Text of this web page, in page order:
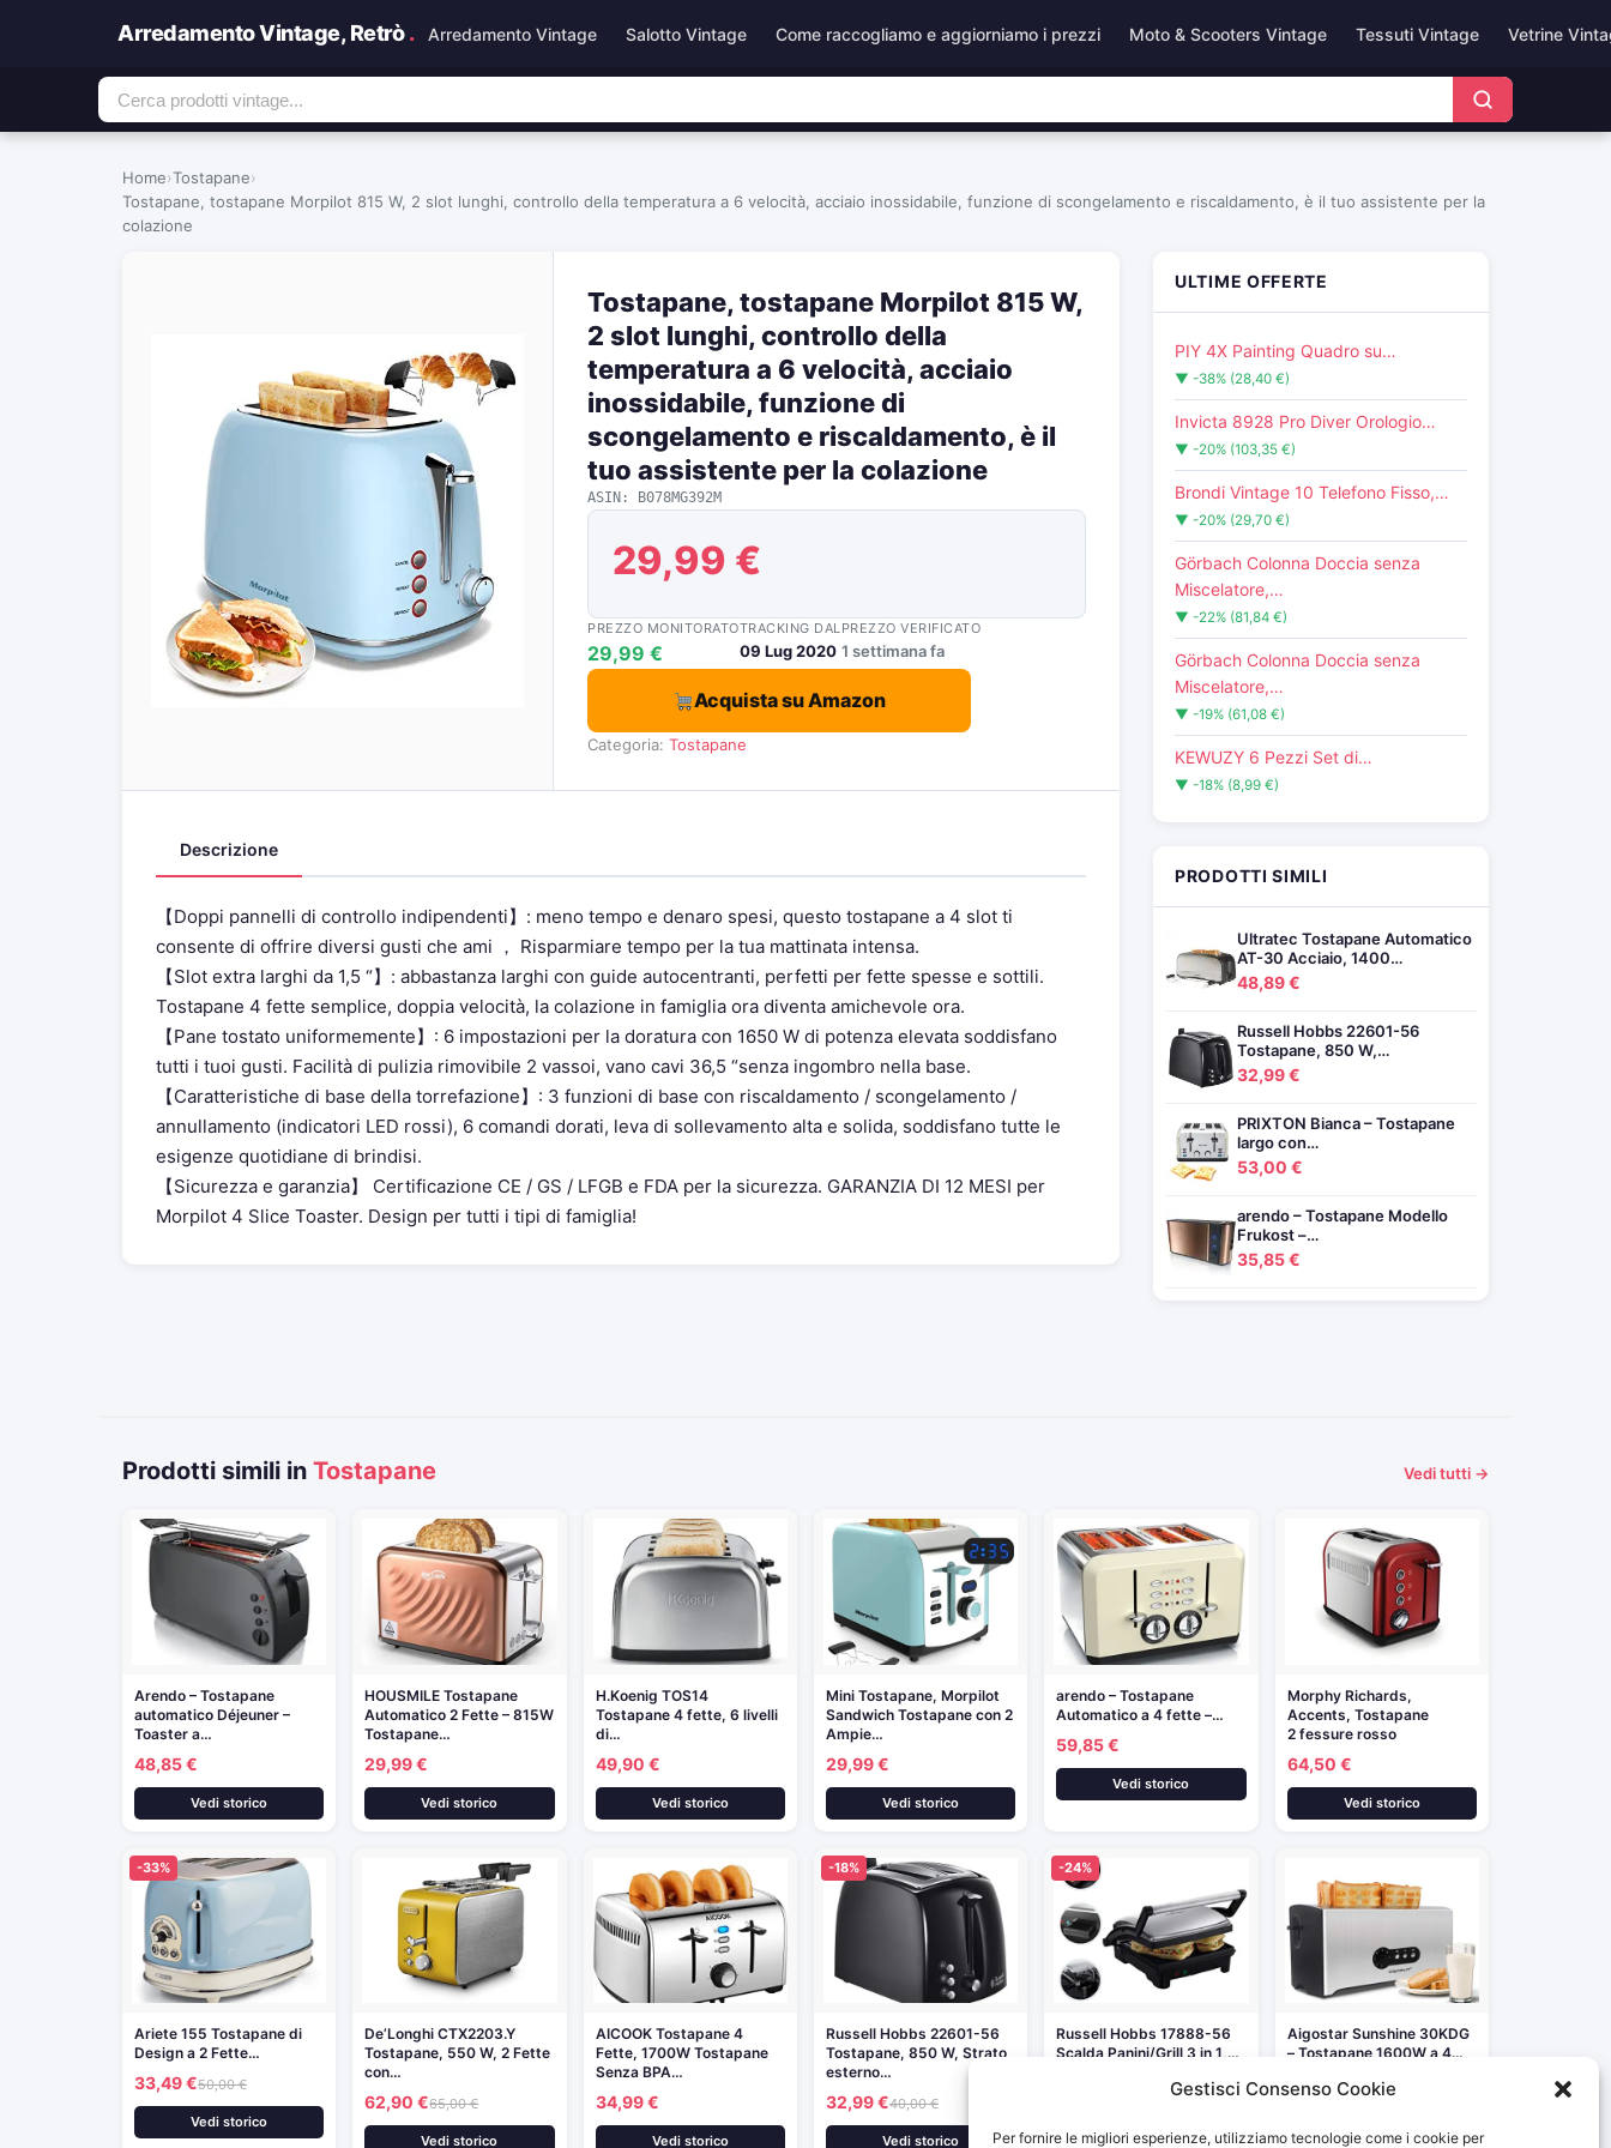
Gestisci Consenso Cookie
Per fornire le migliori esperienze, utilizziamo tecnologie come i cookie per
Arredamento Vintage, Retrò. Arredamento Vintage Salotto Vintage Come raccogliamo e aggiorniamo i prezzi Moto & Scooters Vintage Tessuti Vintage Vetrine
Home›Tostapane›
Tostapane, tostapane Morpilot 815 W, 2 slot lunghi, controllo della temperatura a 6 velocità, acciaio inossidabile, funzione di scongelamento e riscaldamento, è il tuo assistente per la
colazione
Tostapane, tostapane Morpilot 815 W,
2 slot lunghi, controllo della
temperatura a 6 velocità, acciaio
inossidabile, funzione di
scongelamento e riscaldamento, è il
tuo assistente per la colazione
ASIN: B078MG392M
29,99 €
PREZZO MONITORATO
29,99 €
TRACKING DAL
09 Lug 2020
PREZZO VERIFICATO
1 settimana fa
Acquista su Amazon
Categoria: Tostapane
Descrizione
【Doppi pannelli di controllo indipendenti】: meno tempo e denaro spesi, questo tostapane a 4 slot ti
consente di offrire diversi gusti che ami ， Risparmiare tempo per la tua mattinata intensa.
【Slot extra larghi da 1,5 “】: abbastanza larghi con guide autocentranti, perfetti per fette spesse e sottili.
Tostapane 4 fette semplice, doppia velocità, la colazione in famiglia ora diventa amichevole ora.
【Pane tostato uniformemente】: 6 impostazioni per la doratura con 1650 W di potenza elevata soddisfano
tutti i tuoi gusti. Facilità di pulizia rimovibile 2 vassoi, vano cavi 36,5 “senza ingombro nella base.
【Caratteristiche di base della torrefazione】: 3 funzioni di base con riscaldamento / scongelamento /
annullamento (indicatori LED rossi), 6 comandi dorati, leva di sollevamento alta e solida, soddisfano tutte le
esigenze quotidiane di brindisi.
【Sicurezza e garanzia】 Certificazione CE / GS / LFGB e FDA per la sicurezza. GARANZIA DI 12 MESI per
Morpilot 4 Slice Toaster. Design per tutti i tipi di famiglia!
ULTIME OFFERTE
PIY 4X Painting Quadro su…
▼ -38% (28,40 €)
Invicta 8928 Pro Diver Orologio…
▼ -20% (103,35 €)
Brondi Vintage 10 Telefono Fisso,…
▼ -20% (29,70 €)
Görbach Colonna Doccia senza
Miscelatore,…
▼ -22% (81,84 €)
Görbach Colonna Doccia senza
Miscelatore,…
▼ -19% (61,08 €)
KEWUZY 6 Pezzi Set di…
▼ -18% (8,99 €)
PRODOTTI SIMILI
Ultratec Tostapane Automatico
AT-30 Acciaio, 1400…
48,89 €
Russell Hobbs 22601-56
Tostapane, 850 W,…
32,99 €
PRIXTON Bianca – Tostapane
largo con…
53,00 €
arendo – Tostapane Modello
Frukost –…
35,85 €
Prodotti simili in Tostapane Vedi tutti →
Arendo – Tostapane
automatico Déjeuner –
Toaster a…
48,85 €
Vedi storico
HOUSMILE Tostapane
Automatico 2 Fette – 815W
Tostapane…
29,99 €
Vedi storico
H.Koenig TOS14
Tostapane 4 fette, 6 livelli
di…
49,90 €
Vedi storico
Mini Tostapane, Morpilot
Sandwich Tostapane con 2
Ampie…
29,99 €
Vedi storico
arendo – Tostapane
Automatico a 4 fette –…
59,85 €
Vedi storico
Morphy Richards,
Accents, Tostapane
2 fessure rosso
64,50 €
Vedi storico
-33%
Ariete 155 Tostapane di
Design a 2 Fette…
33,49 €50,00 €
Vedi storico
De’Longhi CTX2203.Y
Tostapane, 550 W, 2 Fette
con…
62,90 €65,00 €
Vedi storico
AICOOK Tostapane 4
Fette, 1700W Tostapane
Senza BPA…
34,99 €
Vedi storico
-18%
Russell Hobbs 22601-56
Tostapane, 850 W, Strato
esterno…
32,99 €40,00 €
Vedi storico
-24%
Russell Hobbs 17888-56
Scalda Panini/Grill 3 in 1,…
Aigostar Sunshine 30KDG
– Tostapane 1600W a 4…
39,99 €